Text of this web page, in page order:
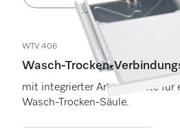
WTV 406
Wasch-Trocken-
mit integrierter Arbeitsplatte für
Wasch-Trocken-Säule.